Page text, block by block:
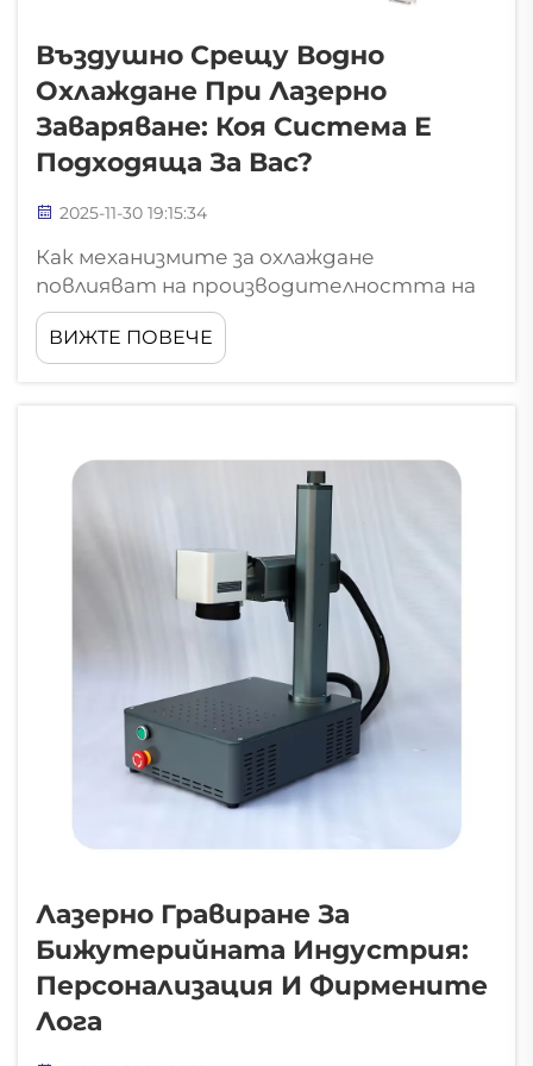
Въздушно Срещу Водно
Охлаждане При Лазерно
Заваряване: Коя Система Е
Подходяща За Вас?
2025-11-30 19:15:34
Как механизмите за охлаждане
повлияват на производителността на
машини за лазерно заваряване с водно
охлаждане Основен принцип на работа
на въздушно охлаждани фибролазерни
охлаждане работят чрез използване на
естествено движение на въздуха, както
и вентилатори, които духат върху
горещи части като актуаторите...
ВИЖТЕ ПОВЕЧЕ
Лазерно Гравиране За
Бижутерийната Индустрия:
Персонализация И Фирмените
Лога